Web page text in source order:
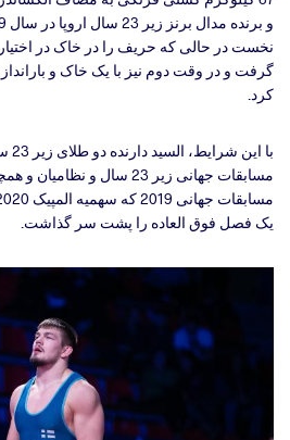
کرد.
مسابقات جهانی زیر 23 سال و
یک فصل فوق العاده را پشت سر گذاشت.